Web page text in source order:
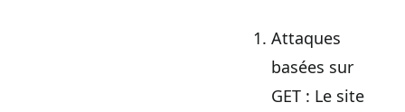
Attaques
basées sur
GET : Le site